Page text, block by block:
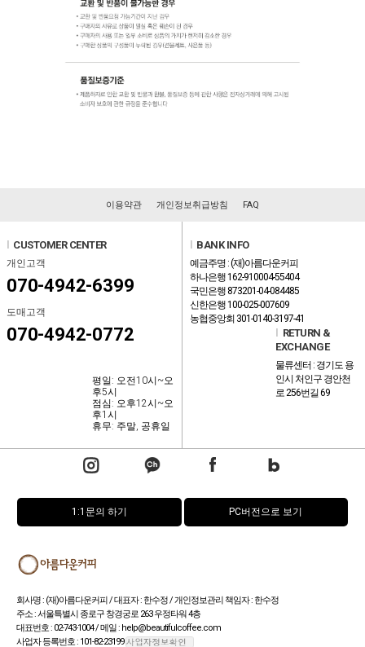
이용약관 개인정보취급방침 FAQ
CUSTOMER CENTER
개인고객
070-4942-6399
도매고객
070-4942-0772
평일: 오전10시~오
후5시
점심: 오후12시~오
후1시
휴무: 주말, 공휴일
BANK INFO
예금주명 : (재)아름다운커피
하나은행 162-910004-55404
국민은행 873201-04-084485
신한은행 100-025-007609
농협중앙회 301-0140-3197-41
RETURN &
EXCHANGE
물류센터 : 경기도 용
인시 처인구 경안천
로 256번길 69
1:1문의 하기 PC버전으로 보기
회사명 : (재)아름다운커피 / 대표자 : 한수정 / 개인정보관리 책임자 : 한수정
주소 : 서울특별시 종로구 창경궁로 263 우정타워 4층
대표번호 : 02-743-1004 / 메일 : help@beautifulcoffee.com
사업자 등록번호 : 101-82-23199